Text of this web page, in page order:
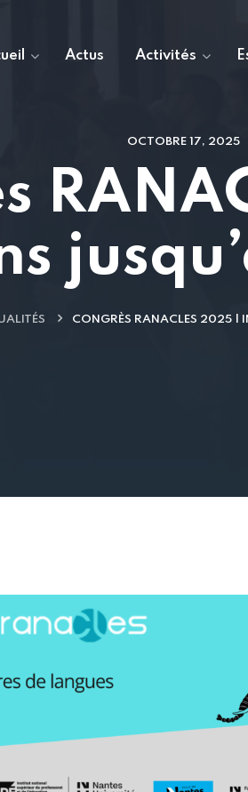
Actus Activités
OCTOBRE 17, 2025
CONGRÈS RANACLES 2025 |